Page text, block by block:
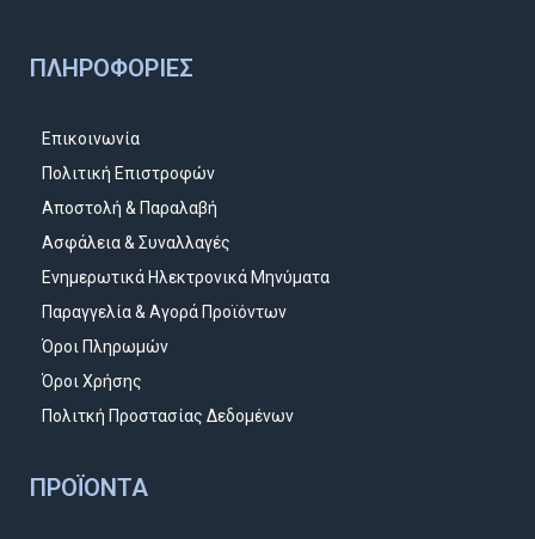
ΠΛΗΡΟΦΟΡΊΕΣ
Επικοινωνία
Πολιτική Επιστροφών
Αποστολή & Παραλαβή
Ασφάλεια & Συναλλαγές
Ενημερωτικά Ηλεκτρονικά Μηνύματα
Παραγγελία & Αγορά Προϊόντων
Όροι Πληρωμών
Όροι Χρήσης
Πολιτκή Προστασίας Δεδομένων
ΠΡΟΪΌΝΤΑ